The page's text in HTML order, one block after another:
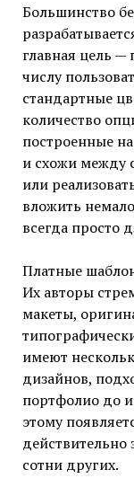
Большинство
главная цель
числу
стандартные
количество
построенные
и схожи между
или
вложить
всегда просто
Платные
Их авторы
макеты,
имеют
дизайнов,
портфолио до
этому
сотни других.